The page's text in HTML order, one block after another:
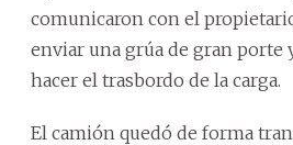
comunicaron con el
enviar una grúa de gran porte
hacer el trasbordo de la carga.
El camión quedó de forma